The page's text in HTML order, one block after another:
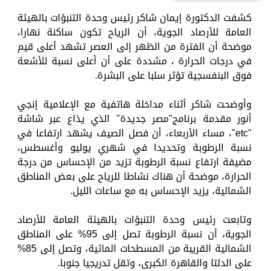
كشفت الدكتورة إيمان شاكر رئيس وحدة التنبؤات بالهيئة
العامة للأرصاد الجوية، أن الرياح تكون ساكنة نهارا،
موضحة أن الفترة من الظهر إلى العصر تشهد أعلى قيم
في درجات الحرارة ، مشددة على أن أعلى نسبة للأشعة
فوق البنفسجية تؤثر سلبا على البشرة.
وأوضحت شاكر أثناء مداخلة هاتفية مع الإعلامية إنجي
أنور مقدمة برنامج"مصر جديدة" الذي يذاع عبر شاشة
"etc"، مساء الأربعاء، أن فصل الصيف يشهد ارتفاعا في
نسبة الرطوبة وتحديدا في شهري يوليو وأغسطس،
مضيفة ارتفاع نسبة الرطوبة تزيد من الإحساس من درجة
الحرارة، موضحة أن هناك نشاطا للرياح على بعض المناطق
الشمالية، يزيد الإحساس به مع ساعات الليل.
وتابعت رئيس وحدة التنبؤات بالهيئة العامة للأرصاد
الجوية، أن نسبة الرطوبة تصل إلى 95% على المناطق
الشمالية القريبة من المسطحات المائية، وتصل إلى 85%
على الدلتا والقاهرة الكبرى، وتقل تدريجيا جنوبا.